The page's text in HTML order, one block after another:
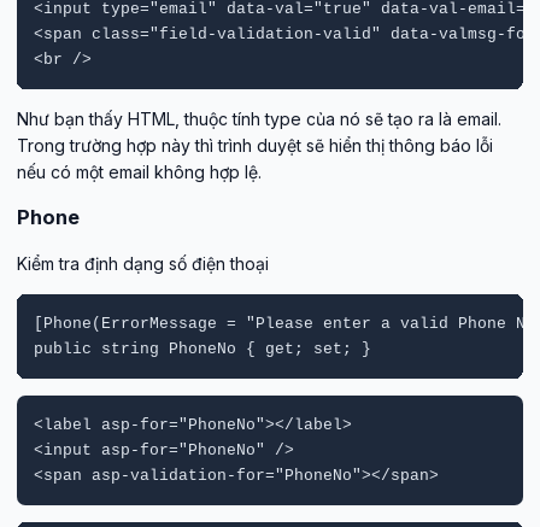
<input type="email" data-val="true" data-val-
<span class="field-validation-valid" data-valmsg-
<br />
Như bạn thấy HTML, thuộc tính type của nó sẽ tạo ra là email.
Trong trường hợp này thì trình duyệt sẽ hiển thị thông báo lỗi
nếu có một email không hợp lệ.
Phone
Kiểm tra định dạng số điện thoại
[Phone(ErrorMessage = "Please enter a valid Phone
public string PhoneNo { get; set; }
<label asp-for="PhoneNo"></label>
<input asp-for="PhoneNo" />
<span asp-validation-for="PhoneNo"></span>